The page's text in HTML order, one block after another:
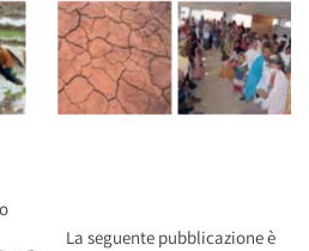
La seguente pubblicazione è